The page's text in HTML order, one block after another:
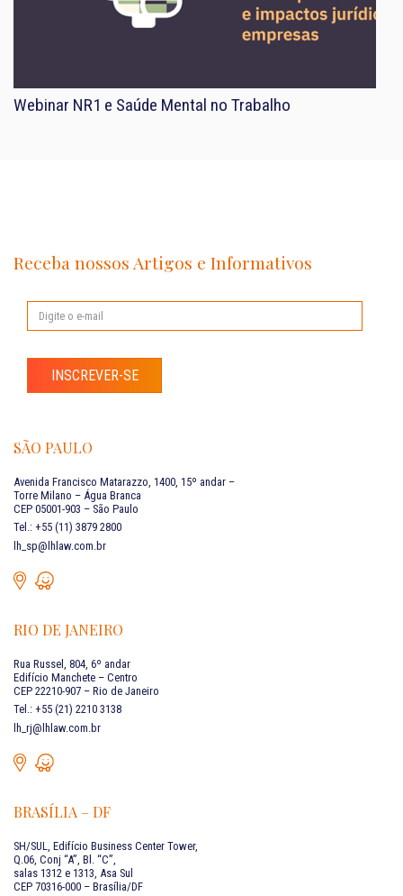
Webinar NR1 e Saúde Mental no Trabalho
Receba nossos Artigos e Informativos
INSCREVER-SE
SÃO PAULO
Avenida Francisco Matarazzo, 1400, 15º andar –
Torre Milano – Água Branca
CEP 05001-903 – São Paulo
Tel.: +55 (11) 3879 2800
lh_sp@lhlaw.com.br
RIO DE JANEIRO
Rua Russel, 804, 6º andar
Edifício Manchete – Centro
CEP 22210-907 – Rio de Janeiro
Tel.: +55 (21) 2210 3138
lh_rj@lhlaw.com.br
BRASÍLIA – DF
SH/SUL, Edifício Business Center Tower,
Q.06, Conj “A”, Bl. “C”,
salas 1312 e 1313, Asa Sul
CEP 70316-000 – Brasília/DF